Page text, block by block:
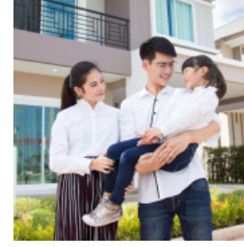
共同組成新世代團隊，來領航新時代，一
大家的歐吉桑信介仙的一段話，來勉勵
政治家一定要很仁慈，比醫生還要仁慈
到自己親人的痛苦，有這種心才能當政
內同志站在第一線，團結一致，共同反
社會的威脅，齊心守護民主自由的生活方
灣」走回頭路，變成「中國台灣」。以下